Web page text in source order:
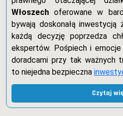
Włoszech oferowane w
bywają doskonałą inwestycją
każdą decyzję poprzedza
ekspertów. Pośpiech i
doradcami przy tak ważnych
to niejedna bezpieczna
Czytaj